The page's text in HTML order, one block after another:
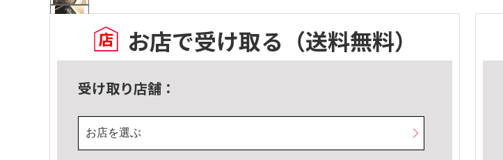
お店で受け取る （送料無料）
受け取り店舗：
お店を選ぶ